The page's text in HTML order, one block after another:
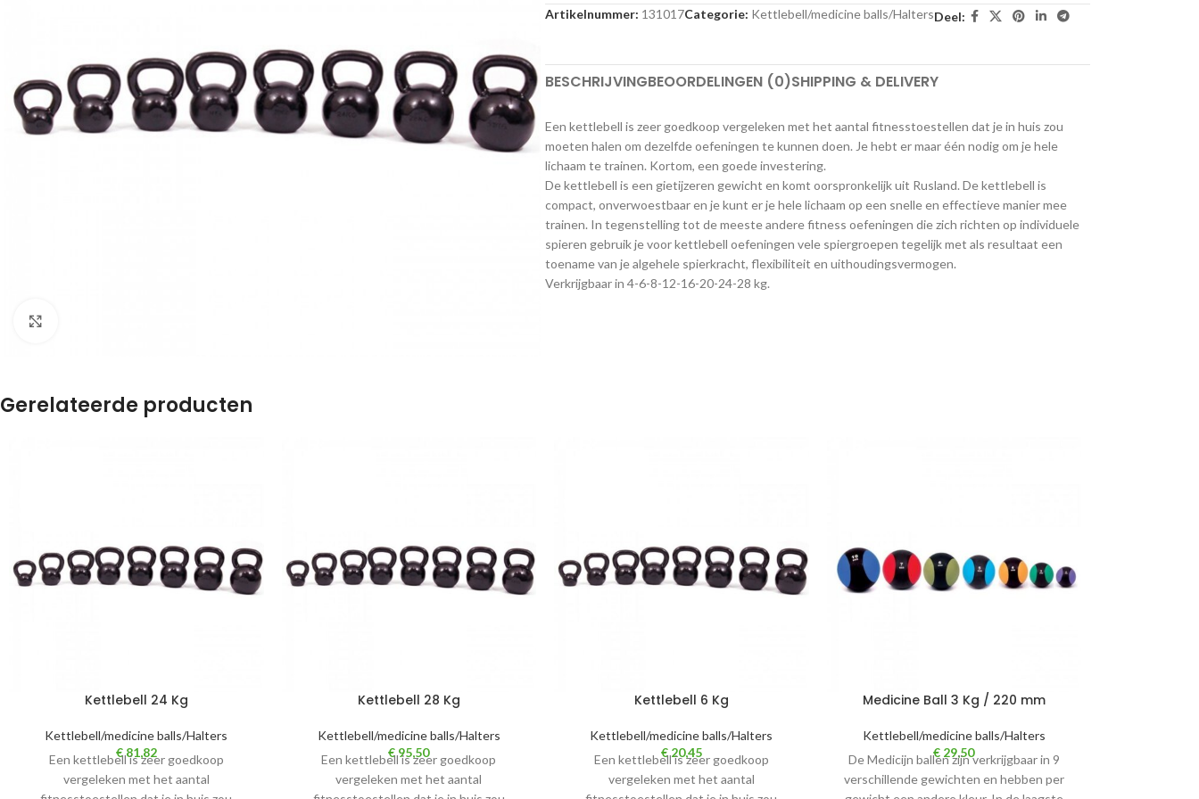
Artikelnummer: 131017Categorie: Kettlebell/medicine balls/HaltersDeel:
BESCHRIJVINGBEOORDELINGEN (0)SHIPPING & DELIVERY
Een kettlebell is zeer goedkoop vergeleken met het aantal fitnesstoestellen dat je in huis zou
moeten halen om dezelfde oefeningen te kunnen doen. Je hebt er maar één nodig om je hele
lichaam te trainen. Kortom, een goede investering.
De kettlebell is een gietijzeren gewicht en komt oorspronkelijk uit Rusland. De kettlebell is
compact, onverwoestbaar en je kunt er je hele lichaam op een snelle en effectieve manier mee
trainen. In tegenstelling tot de meeste andere fitness oefeningen die zich richten op individuele
spieren gebruik je voor kettlebell oefeningen vele spiergroepen tegelijk met als resultaat een
toename van je algehele spierkracht, flexibiliteit en uithoudingsvermogen.
Verkrijgbaar in 4-6-8-12-16-20-24-28 kg.
Gerelateerde producten
Kettlebell 24 Kg
Kettlebell/medicine balls/Halters
€81,82
Een kettlebell is zeer goedkoop
vergeleken met het aantal
Kettlebell 28 Kg
Kettlebell/medicine balls/Halters
€95,50
Een kettlebell is zeer goedkoop
vergeleken met het aantal
Kettlebell 6 Kg
Kettlebell/medicine balls/Halters
€20,45
Een kettlebell is zeer goedkoop
vergeleken met het aantal
Medicine Ball 3 Kg / 220 mm
Kettlebell/medicine balls/Halters
€ 29,50
De Medicijn ballen zijn verkrijgbaar in 9
verschillende gewichten en hebben per